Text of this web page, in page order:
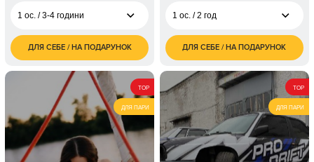
1 ос. / 3-4 години
500
грн
5 000
грн
1 ос. / 1 1 грн
ДЛЯ СЕБЕ / НА ПОДАРУНОК
1 ос. / 2 год
2 700
грн
2 ос. / 2 год
5 400
грн
1 ос. / 3 год
3 500
грн
ДЛЯ СЕБЕ / НА ПОДАРУНОК
TOP
ДЛЯ ПАРИ
TOP
ДЛЯ ПАРИ